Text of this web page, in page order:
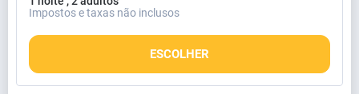
Impostos e taxas não inclusos
ESCOLHER